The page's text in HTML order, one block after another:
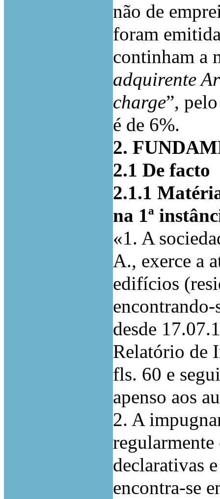
não de
foram
continham a
adquirente
charge”,
é de 6%.
2.
2.1 De facto
2.1.1
na 1ª
«1. A
A., exerce a
edifícios
desde
Relatório de
fls. 60 e
apenso aos
2. A
regularmente
declarativas
encontra-se